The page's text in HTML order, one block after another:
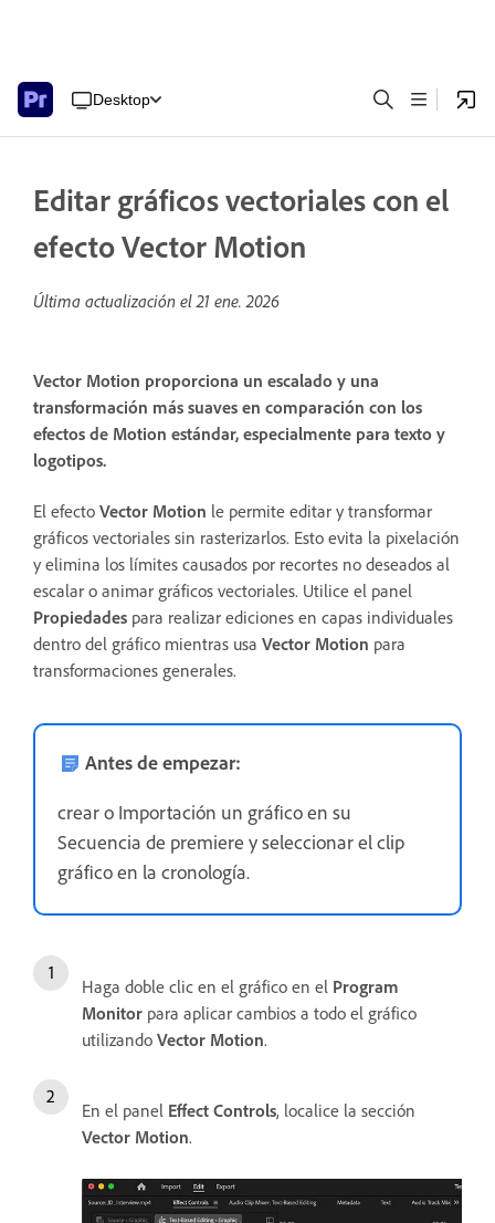
Desktop
Editar gráficos vectoriales con el
efecto Vector Motion
Última actualización el21 ene. 2026
Vector Motion proporciona un escalado y una
transformación más suaves en comparación con los
efectos de Motion estándar, especialmente para texto y
logotipos.
El efecto Vector Motion le permite editar y transformar
gráficos vectoriales sin rasterizarlos. Esto evita la pixelación
y elimina los límites causados por recortes no deseados al
escalar o animar gráficos vectoriales. Utilice el panel
Propiedades para realizar ediciones en capas individuales
dentro del gráfico mientras usa Vector Motion para
transformaciones generales.
Antes de empezar:
crear o Importación un gráfico en su
Secuencia de premiere y seleccionar el clip
gráfico en la cronología.
Haga doble clic en el gráfico en el Program
Monitor para aplicar cambios a todo el gráfico
utilizando Vector Motion.
En el panel Effect Controls, localice la sección
Vector Motion.